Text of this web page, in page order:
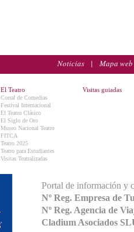
Noticias | Mapa web
El Teatro
Corral de Comedias
Festival Internacional
El Teatro Clásico
El Siglo de Oro
Museo Nacional Teatro
FITCA
Teatro 2025
Teatro para Estudiantes
Visitas Teatralizadas
Visitas guiadas
Portal de información y
Nº Reg. Empresa de
Nº Reg. Agencia de
Cladium Asociados